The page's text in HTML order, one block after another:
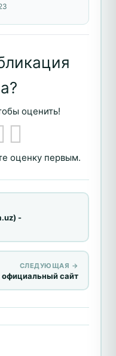
оценить!
оценку первым.
-
СЛЕДУЮЩАЯ →
официальный сайт